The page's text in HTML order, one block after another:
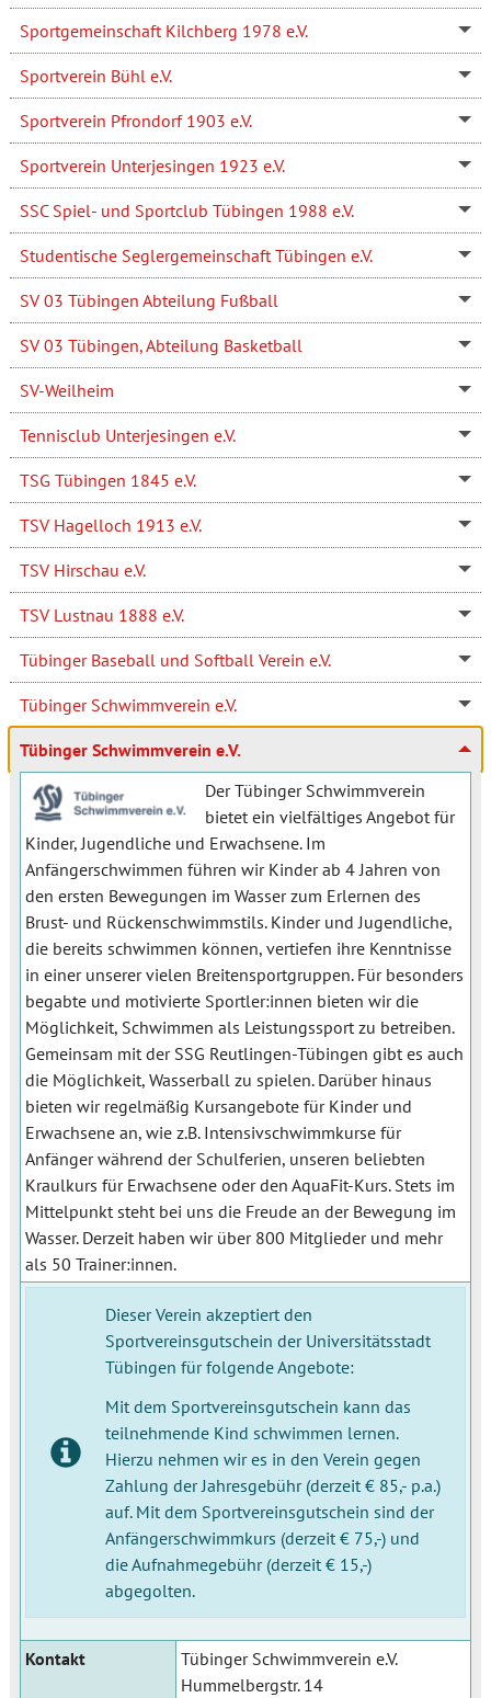
Sportgemeinschaft Kilchberg 1978 e.V.
Sportverein Bühl e.V.
Sportverein Pfrondorf 1903 e.V.
Sportverein Unterjesingen 1923 e.V.
SSC Spiel- und Sportclub Tübingen 1988 e.V.
Studentische Seglergemeinschaft Tübingen e.V.
SV 03 Tübingen Abteilung Fußball
SV 03 Tübingen, Abteilung Basketball
SV-Weilheim
Tennisclub Unterjesingen e.V.
TSG Tübingen 1845 e.V.
TSV Hagelloch 1913 e.V.
TSV Hirschau e.V.
TSV Lustnau 1888 e.V.
Tübinger Baseball und Softball Verein e.V.
Tübinger Schwimmverein e.V.
Tübinger Schwimmverein e.V.
Der Tübinger Schwimmverein
bietet ein vielfältiges Angebot für
Kinder, Jugendliche und Erwachsene. Im
Anfängerschwimmen führen wir Kinder ab 4 Jahren von
den ersten Bewegungen im Wasser zum Erlernen des
Brust- und Rückenschwimmstils. Kinder und Jugendliche,
die bereits schwimmen können, vertiefen ihre Kenntnisse
in einer unserer vielen Breitensportgruppen. Für besonders
begabte und motivierte Sportler:innen bieten wir die
Möglichkeit, Schwimmen als Leistungssport zu betreiben.
Gemeinsam mit der SSG Reutlingen-Tübingen gibt es auch
die Möglichkeit, Wasserball zu spielen. Darüber hinaus
bieten wir regelmäßig Kursangebote für Kinder und
Erwachsene an, wie z.B. Intensivschwimmkurse für
Anfänger während der Schulferien, unseren beliebten
Kraulkurs für Erwachsene oder den AquaFit-Kurs. Stets im
Mittelpunkt steht bei uns die Freude an der Bewegung im
Wasser. Derzeit haben wir über 800 Mitglieder und mehr
als 50 Trainer:innen.
Dieser Verein akzeptiert den
Sportvereinsgutschein der Universitätsstadt
Tübingen für folgende Angebote:
Mit dem Sportvereinsgutschein kann das
teilnehmende Kind schwimmen lernen.
Hierzu nehmen wir es in den Verein gegen
Zahlung der Jahresgebühr (derzeit € 85,- p.a.)
auf. Mit dem Sportvereinsgutschein sind der
Anfängerschwimmkurs (derzeit € 75,-) und
die Aufnahmegebühr (derzeit € 15,-)
abgegolten.
Kontakt
Tübinger Schwimmverein e.V.
Hummelbergstr. 14